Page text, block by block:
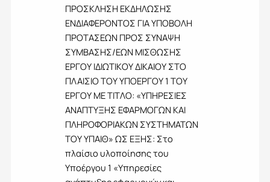
Λ
Ο
Γ
Ι
Τ
Ω
Ν
Κ
Ι
Ε
Κ
Δ
Ο
Σ
Π
7
7
4
_
0
8
-
1
0
-
0
2
Ο
Ψ
Η
Φ
Ι
Ο
Σ
Τ
Η
Σ
Ρ
Ο
Σ
Κ
ΠΡΟΣΚΛΗΣΗ ΕΚΔΗΛΩΣΗΣ
ΕΝΔΙΑΦΕΡΟΝΤΟΣ ΓΙΑ ΥΠΟΒΟΛΗ
ΠΡΟΤΑΣΕΩΝ ΠΡΟΣ ΣΥΝΑΨΗ
ΣΥΜΒΑΣΗΣ/ΕΩΝ ΜΙΣΘΩΣΗΣ
ΕΡΓΟΥ ΙΔΙΩΤΙΚΟΥ ΔΙΚΑΙΟΥ ΣΤΟ
ΠΛΑΙΣΙΟ ΤΟΥ ΥΠΟΕΡΓΟΥ 1 ΤΟΥ
ΕΡΓΟΥ ΜΕ ΤΙΤΛΟ: «ΥΠΗΡΕΣΙΕΣ
ΑΝΑΠΤΥΞΗΣ ΕΦΑΡΜΟΓΩΝ ΚΑΙ
ΠΛΗΡΟΦΟΡΙΑΚΩΝ ΣΥΣΤΗΜΑΤΩΝ
ΤΟΥ ΥΠΑΙΘ» ΩΣ ΕΞΗΣ: Στο
πλαίσιο υλοποίησης του
Υποέργου 1 «Υπηρεσίες